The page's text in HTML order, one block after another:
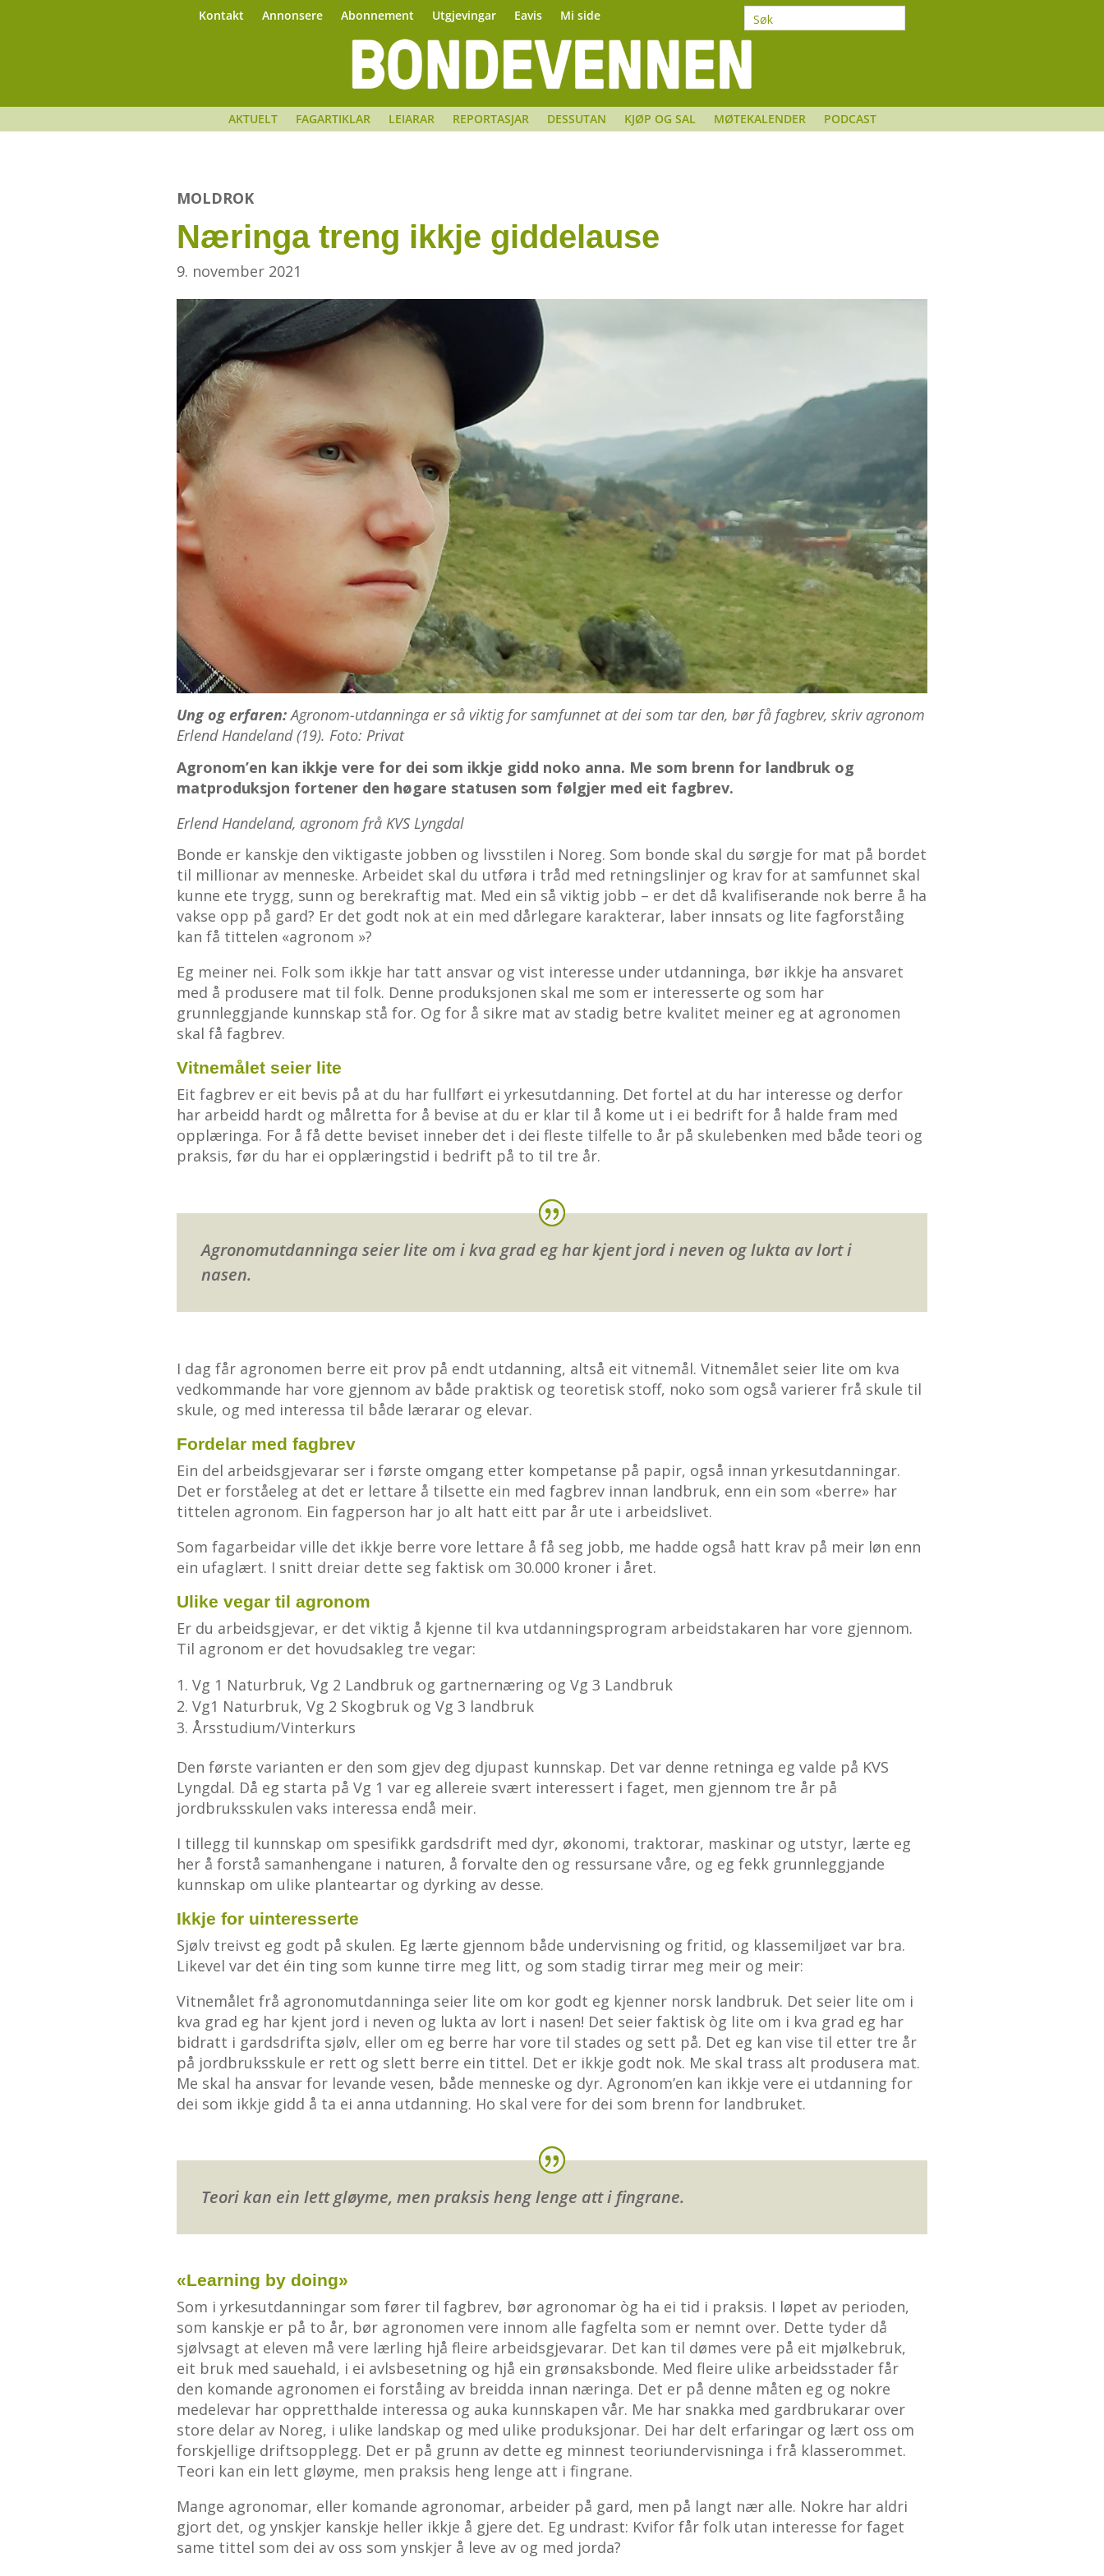
Kontakt Annonsere Abonnement Utgjevingar Eavis Mi side
AKTUELT FAGARTIKLAR LEIARAR REPORTASJAR DESSUTAN KJØP OG SAL MØTEKALENDER PODCAST
MOLDROK
Næringa treng ikkje giddelause
9. november 2021
Ung og erfaren:Agronom-utdanninga er så viktig for samfunnet at dei som tar den, bør få fagbrev, skriv agronom
Erlend Handeland (19). Foto: Privat
Agronom’en kan ikkje vere for dei som ikkje gidd noko anna. Me som brenn for landbruk og
matproduksjon fortener den høgare statusen som følgjer med eit fagbrev.
Erlend Handeland, agronom frå KVS Lyngdal
Bonde er kanskje den viktigaste jobben og livsstilen i Noreg. Som bonde skal du sørgje for mat på bordet
til millionar av menneske. Arbeidet skal du utføra i tråd med retningslinjer og krav for at samfunnet skal
kunne ete trygg, sunn og berekraftig mat. Med ein så viktig jobb – er det då kvalifiserande nok berre å ha
vakse opp på gard? Er det godt nok at ein med dårlegare karakterar, laber innsats og lite fagforståing
kan få tittelen «agronom »?
Eg meiner nei. Folk som ikkje har tatt ansvar og vist interesse under utdanninga, bør ikkje ha ansvaret
med å produsere mat til folk. Denne produksjonen skal me som er interesserte og som har
grunnleggjande kunnskap stå for. Og for å sikre mat av stadig betre kvalitet meiner eg at agronomen
skal få fagbrev.
Vitnemålet seier lite
Eit fagbrev er eit bevis på at du har fullført ei yrkesutdanning. Det fortel at du har interesse og derfor
har arbeidd hardt og målretta for å bevise at du er klar til å kome ut i ei bedrift for å halde fram med
opplæringa. For å få dette beviset inneber det i dei fleste tilfelle to år på skulebenken med både teori og
praksis, før du har ei opplæringstid i bedrift på to til tre år.
Agronomutdanninga seier lite om i kva grad eg har kjent jord i neven og lukta av lort i
nasen.
I dag får agronomen berre eit prov på endt utdanning, altså eit vitnemål. Vitnemålet seier lite om kva
vedkommande har vore gjennom av både praktisk og teoretisk stoff, noko som også varierer frå skule til
skule, og med interessa til både lærarar og elevar.
Fordelar med fagbrev
Ein del arbeidsgjevarar ser i første omgang etter kompetanse på papir, også innan yrkesutdanningar.
Det er forståeleg at det er lettare å tilsette ein med fagbrev innan landbruk, enn ein som «berre» har
tittelen agronom. Ein fagperson har jo alt hatt eitt par år ute i arbeidslivet.
Som fagarbeidar ville det ikkje berre vore lettare å få seg jobb, me hadde også hatt krav på meir løn enn
ein ufaglært. I snitt dreiar dette seg faktisk om 30.000 kroner i året.
Ulike vegar til agronom
Er du arbeidsgjevar, er det viktig å kjenne til kva utdanningsprogram arbeidstakaren har vore gjennom.
Til agronom er det hovudsakleg tre vegar:
Vg 1 Naturbruk, Vg 2 Landbruk og gartnernæring og Vg 3 Landbruk
Vg1 Naturbruk, Vg 2 Skogbruk og Vg 3 landbruk
Årsstudium/Vinterkurs
Den første varianten er den som gjev deg djupast kunnskap. Det var denne retninga eg valde på KVS
Lyngdal. Då eg starta på Vg 1 var eg allereie svært interessert i faget, men gjennom tre år på
jordbruksskulen vaks interessa endå meir.
I tillegg til kunnskap om spesifikk gardsdrift med dyr, økonomi, traktorar, maskinar og utstyr, lærte eg
her å forstå samanhengane i naturen, å forvalte den og ressursane våre, og eg fekk grunnleggjande
kunnskap om ulike planteartar og dyrking av desse.
Ikkje for uinteresserte
Sjølv treivst eg godt på skulen. Eg lærte gjennom både undervisning og fritid, og klassemiljøet var bra.
Likevel var det éin ting som kunne tirre meg litt, og som stadig tirrar meg meir og meir:
Vitnemålet frå agronomutdanninga seier lite om kor godt eg kjenner norsk landbruk. Det seier lite om i
kva grad eg har kjent jord i neven og lukta av lort i nasen! Det seier faktisk òg lite om i kva grad eg har
bidratt i gardsdrifta sjølv, eller om eg berre har vore til stades og sett på. Det eg kan vise til etter tre år
på jordbruksskule er rett og slett berre ein tittel. Det er ikkje godt nok. Me skal trass alt produsera mat.
Me skal ha ansvar for levande vesen, både menneske og dyr. Agronom’en kan ikkje vere ei utdanning for
dei som ikkje gidd å ta ei anna utdanning. Ho skal vere for dei som brenn for landbruket.
Teori kan ein lett gløyme, men praksis heng lenge att i fingrane.
«Learning by doing»
Som i yrkesutdanningar som fører til fagbrev, bør agronomar òg ha ei tid i praksis. I løpet av perioden,
som kanskje er på to år, bør agronomen vere innom alle fagfelta som er nemnt over. Dette tyder då
sjølvsagt at eleven må vere lærling hjå fleire arbeidsgjevarar. Det kan til dømes vere på eit mjølkebruk,
eit bruk med sauehald, i ei avlsbesetning og hjå ein grønsaksbonde. Med fleire ulike arbeidsstader får
den komande agronomen ei forståing av breidda innan næringa. Det er på denne måten eg og nokre
medelevar har oppretthalde interessa og auka kunnskapen vår. Me har snakka med gardbrukarar over
store delar av Noreg, i ulike landskap og med ulike produksjonar. Dei har delt erfaringar og lært oss om
forskjellige driftsopplegg. Det er på grunn av dette eg minnest teoriundervisninga i frå klasserommet.
Teori kan ein lett gløyme, men praksis heng lenge att i fingrane.
Mange agronomar, eller komande agronomar, arbeider på gard, men på langt nær alle. Nokre har aldri
gjort det, og ynskjer kanskje heller ikkje å gjere det. Eg undrast: Kvifor får folk utan interesse for faget
same tittel som dei av oss som ynskjer å leve av og med jorda?